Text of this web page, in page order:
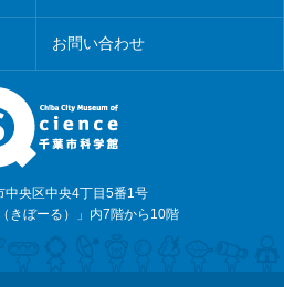
お問い合わせ
中央区中央4丁目5番1号
きぼーる）」内7階から10階